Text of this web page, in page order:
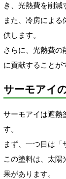
き、光熱費を削減
また、冷房によ
供します。
さらに、光熱費の
に貢献することが
サーモアイ
サーモアイは遮熱
す。
まず、一つ目は「
この塗料は、太陽
果があります。